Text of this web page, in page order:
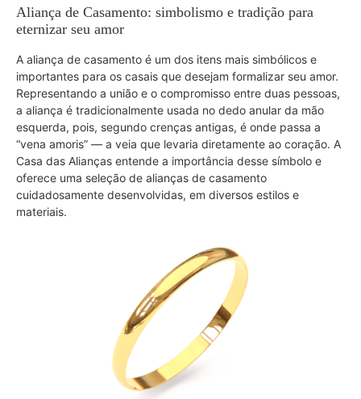
Aliança de Casamento: simbolismo e tradição para
eternizar seu amor
A aliança de casamento é um dos itens mais simbólicos e
importantes para os casais que desejam formalizar seu amor.
Representando a união e o compromisso entre duas pessoas,
a aliança é tradicionalmente usada no dedo anular da mão
esquerda, pois, segundo crenças antigas, é onde passa a
“vena amoris” — a veia que levaria diretamente ao coração. A
Casa das Alianças entende a importância desse símbolo e
oferece uma seleção de alianças de casamento
cuidadosamente desenvolvidas, em diversos estilos e
materiais.